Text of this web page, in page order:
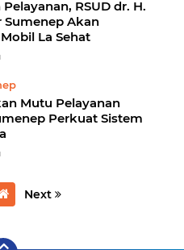
RSUD dr. H.
Akan
La Sehat
Mutu Pelayanan
Perkuat Sistem
Next